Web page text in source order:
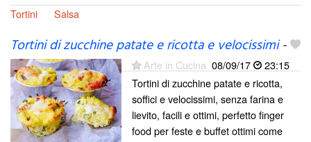
Tortini
Salsa
Tortini di zucchine patate e ricotta e velocissimi-
Arte in Cucina 08/09/17
23:15
Tortini di zucchine patate e ricotta,
soffici e velocissimi, senza farina e
lievito, facili e ottimi, perfetto finger
food per feste e buffet ottimi come